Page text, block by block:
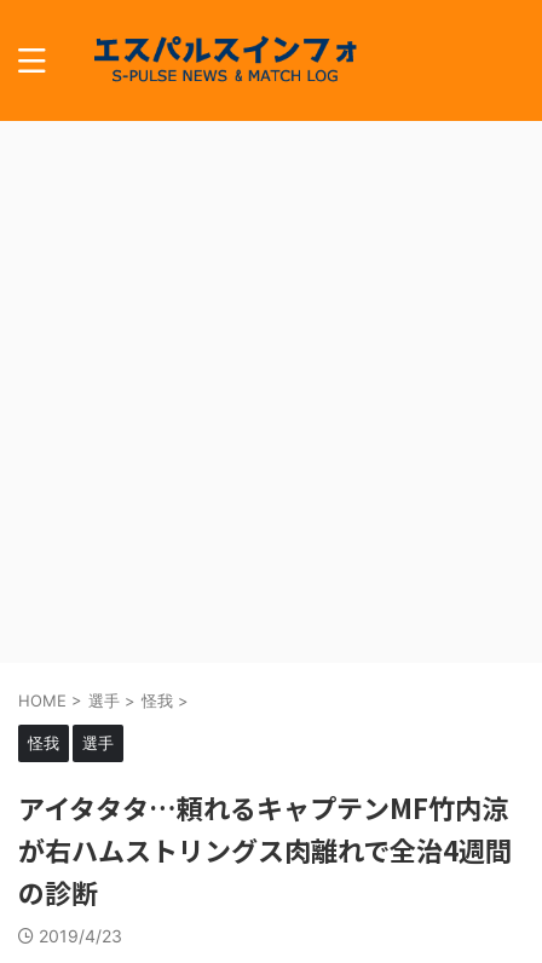
HOME > 選手 > 怪我 >
怪我 選手
アイタタタ…頼れるキャプテンMF竹内涼
が右ハムストリングス肉離れで全治4週間
の診断
2019/4/23